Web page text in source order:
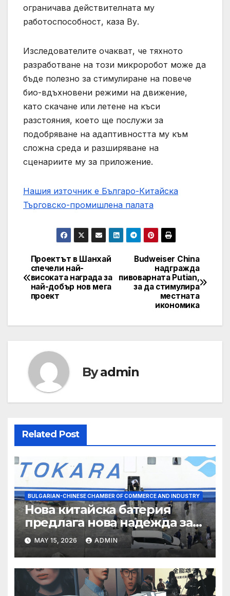
ограничава действителната му
работоспособност, каза Ву.
Изследователите очакват, че тяхното
разработване на този микроробот може да
бъде полезно за стимулиране на повече
био-вдъхновени режими на движение,
като скачане или летене на къси
разстояния, което ще послужи за
подобряване на адаптивността му към
сложна среда и разширяване на
сценариите му за приложение.
Нашия източник е Българо-Китайска
Търговско-промишлена палaта
Post
navigation
Budweiser China
надгражда
пивоварната Putian,
за да стимулира
местната
икономика
Проектът в Шанхай
спечели най-
високата награда за
най-добър нов мега
проект
Byadmin
Related Post
BULGARIAN-CHINESE CHAMBER OF COMMERCE AND INDUSTRY
Нова китайска батерия
предлага нова надежда за
съхранение на водород
MAY 15, 2026 ADMIN